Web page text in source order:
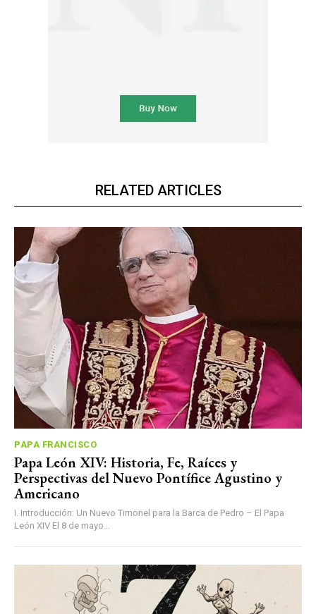
RELATED ARTICLES
PAPA FRANCISCO
Papa León XIV: Historia, Fe, Raíces y
Perspectivas del Nuevo Pontífice Agustino y
Americano
I. Introducción: Un Nuevo Timonel para la Barca de Pedro – El Papa
León XIV El 8 de mayo...